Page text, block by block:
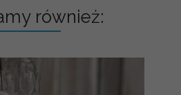
również: